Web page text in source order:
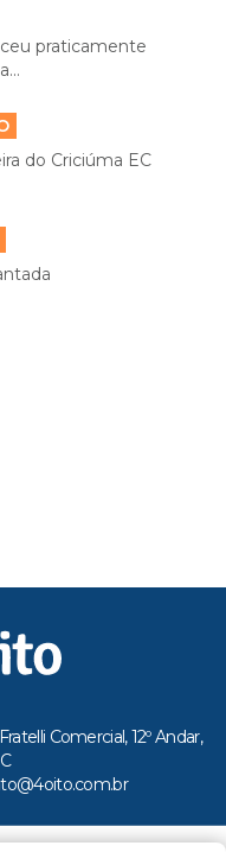
praticamente
do Criciúma EC
Comercial, 12º Andar,